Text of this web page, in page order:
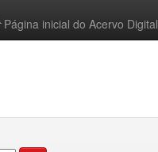
Página inicial do Acervo Digital